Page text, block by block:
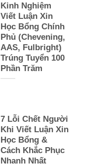
Kinh Nghiệm
Viết Luận Xin
Học Bổng Chính
Phủ (Chevening,
AAS, Fulbright)
Trúng Tuyển 100
Phần Trăm
7 Lỗi Chết Người
Khi Viết Luận Xin
Học Bổng &
Cách Khắc Phục
Nhanh Nhất